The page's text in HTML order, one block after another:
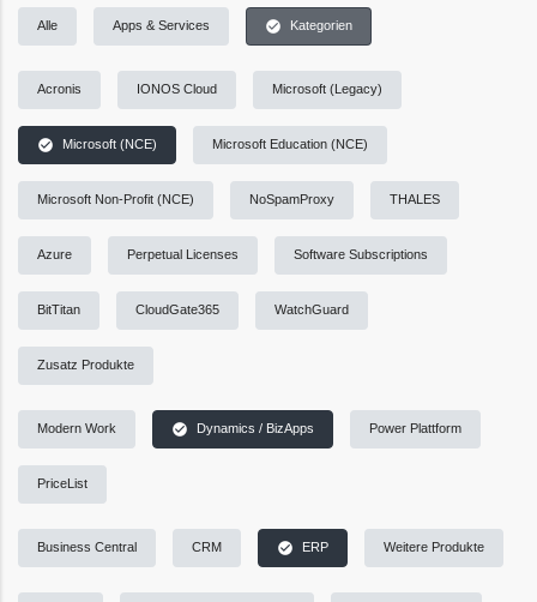
Alle Apps & Services check_circle Kategorien
Acronis IONOS Cloud Microsoft (Legacy)
check_circle Microsoft (NCE)
Modern Work check_circle Dynamics / BizApps
Business Central CRM check_circle ERP Weitere Produkte
Power Plattform
PriceList
Microsoft Education (NCE)
Microsoft Non-Profit (NCE) NoSpamProxy THALES
Azure Perpetual Licenses Software Subscriptions
BitTitan CloudGate365 WatchGuard
Zusatz Produkte